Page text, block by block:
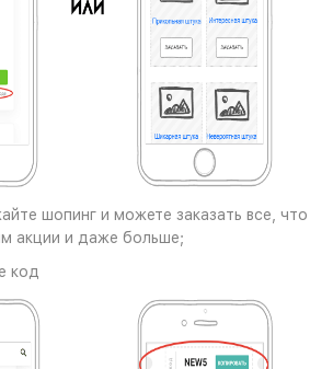
шопинг и можете заказать все, что
акции и даже больше;
код